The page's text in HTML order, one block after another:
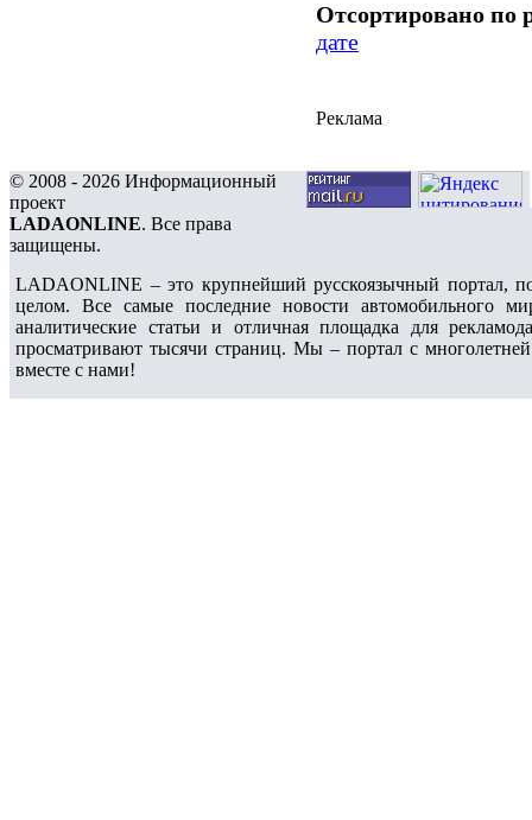
Отсортировано по
дате
Реклама
© 2008 - 2026 Информационный
проект
LADAONLINE. Все права
защищены.
LADAONLINE – это крупнейший русскоязычный портал,
целом. Все самые последние новости автомобильного
аналитические статьи и отличная площадка для
просматривают тысячи страниц. Мы – портал с
вместе с нами!